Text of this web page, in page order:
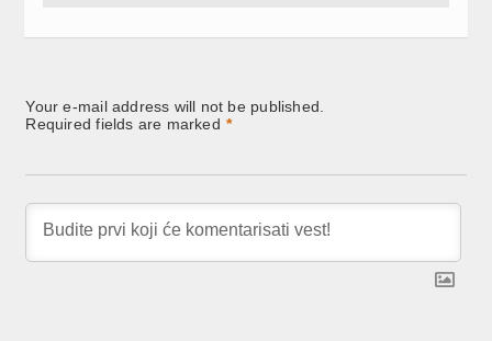
Your e-mail address will not be published.
Required fields are marked *